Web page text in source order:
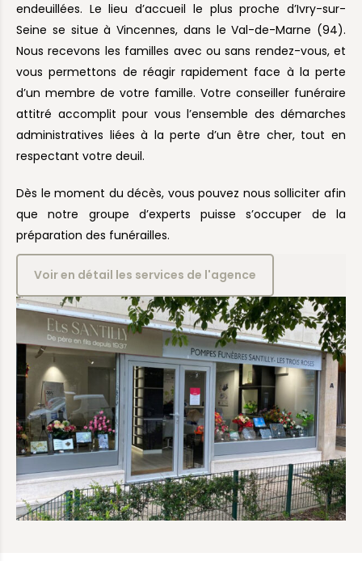
endeuillées. Le lieu d’accueil le plus proche d’Ivry-sur-
Seine se situe à Vincennes, dans le Val-de-Marne (94).
Nous recevons les familles avec ou sans rendez-vous, et
vous permettons de réagir rapidement face à la perte
d’un membre de votre famille. Votre conseiller funéraire
attitré accomplit pour vous l’ensemble des démarches
administratives liées à la perte d’un être cher, tout en
respectant votre deuil.
Dès le moment du décès, vous pouvez nous solliciter afin
que notre groupe d’experts puisse s’occuper de la
préparation des funérailles.
Voir en détail les services de l'agence